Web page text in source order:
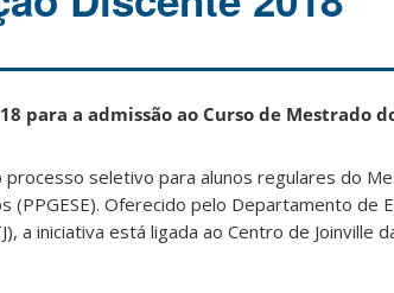
para a admissão ao Curso de Mestrado
seletivo para alunos regulares do
(PPGESE). Oferecido pelo Departamento de
a iniciativa está ligada ao Centro de Joinville